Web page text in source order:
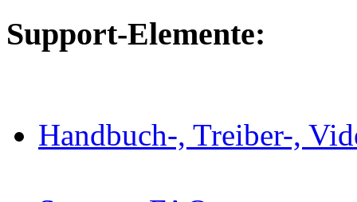
Support-Elemente:
Handbuch-, Treiber-,